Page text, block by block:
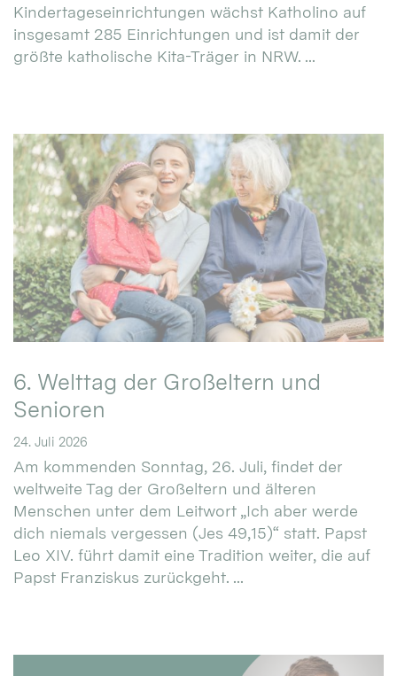
Kindertageseinrichtungen wächst Katholino auf
insgesamt 285 Einrichtungen und ist damit der
größte katholische Kita-Träger in NRW. ...
6. Welttag der Großeltern und
Senioren
24. Juli 2026
Am kommenden Sonntag, 26. Juli, findet der
weltweite Tag der Großeltern und älteren
Menschen unter dem Leitwort „Ich aber werde
dich niemals vergessen (Jes 49,15)“ statt. Papst
Leo XIV. führt damit eine Tradition weiter, die auf
Papst Franziskus zurückgeht. ...